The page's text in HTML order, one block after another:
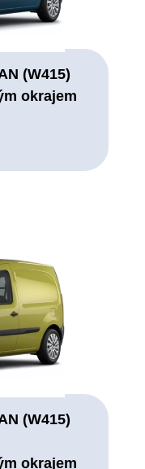
(W415)
okrajem
(W415)
okrajem